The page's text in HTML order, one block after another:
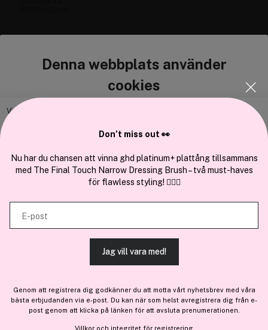
Denna webbplats använder
cookies
Vi använder enhetsidentifierare för att anpassa innehållet och
och annan information från din enhet till de sociala medier och annons-
och analysföretag som vi samarbetar med. Dessa kan i sin tur
kombinera informationen med annan information som du har
tillhandahållit eller som de har samlat in när du har använt deras
tjänster.
TILLÅT ALLA COOKIES
VISA DETALJER
Cocopanda.se
En del avBrandsdal Group AS
Don’t miss out 👀
Nu har du chansen att vinna ghd platinum+ plattång tillsammans
med The Final Touch Narrow Dressing Brush – två must-haves
för flawless styling! 💇‍♀️✨
E-post
Jag vill vara med!
Genom att registrera dig godkänner du att motta vårt nyhetsbrev med våra
bästa erbjudanden via e-post. Du kan när som helst avregistrera dig från e-
post genom att klicka på länken för att avsluta prenumerationen.
Villkor och integritet för registrering